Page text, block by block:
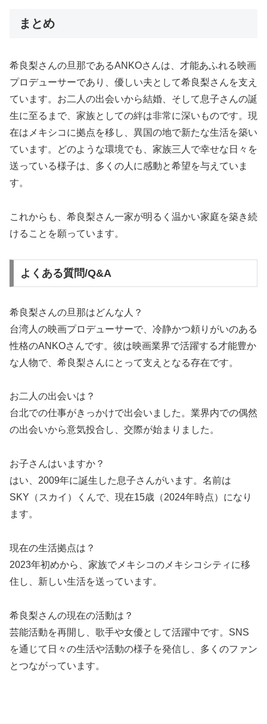
まとめ
希良梨さんの旦那であるANKOさんは、才能あふれる映画
プロデューサーであり、優しい夫として希良梨さんを支え
ています。お二人の出会いから結婚、そして息子さんの誕
生に至るまで、家族としての絆は非常に深いものです。現
在はメキシコに拠点を移し、異国の地で新たな生活を築い
ています。どのような環境でも、家族三人で幸せな日々を
送っている様子は、多くの人に感動と希望を与えていま
す。
これからも、希良梨さん一家が明るく温かい家庭を築き続
けることを願っています。
よくある質問/Q&A
希良梨さんの旦那はどんな人？
台湾人の映画プロデューサーで、冷静かつ頼りがいのある
性格のANKOさんです。彼は映画業界で活躍する才能豊か
な人物で、希良梨さんにとって支えとなる存在です。
お二人の出会いは？
台北での仕事がきっかけで出会いました。業界内での偶然
の出会いから意気投合し、交際が始まりました。
お子さんはいますか？
はい、2009年に誕生した息子さんがいます。名前は
SKY（スカイ）くんで、現在15歳（2024年時点）になり
ます。
現在の生活拠点は？
2023年初めから、家族でメキシコのメキシコシティに移
住し、新しい生活を送っています。
希良梨さんの現在の活動は？
芸能活動を再開し、歌手や女優として活躍中です。SNS
を通じて日々の生活や活動の様子を発信し、多くのファン
とつながっています。